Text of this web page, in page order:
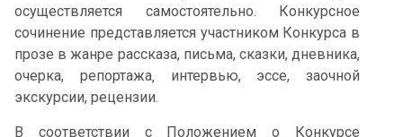
осуществляется самостоятельно. Конкурсное
сочинение представляется участником Конкурса в
прозе в жанре рассказа, письма, сказки, дневника,
очерка, репортажа‚ интервью, эссе, заочной
экскурсии, рецензии.
В соответствии с Положением о Конкурсе